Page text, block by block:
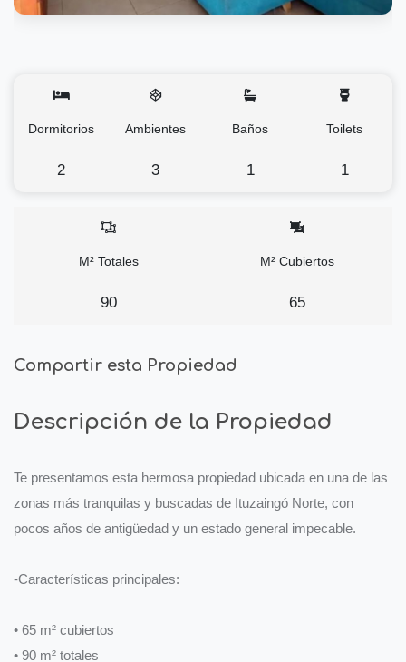
Dormitorios
2
Ambientes
3
Baños
1
Toilets
1
M² Totales
90
M² Cubiertos
65
Compartir esta Propiedad
Descripción de la Propiedad
Te presentamos esta hermosa propiedad ubicada en una de las
zonas más tranquilas y buscadas de Ituzaingó Norte, con
pocos años de antigüedad y un estado general impecable.
-Características principales:
• 65 m² cubiertos
• 90 m² totales